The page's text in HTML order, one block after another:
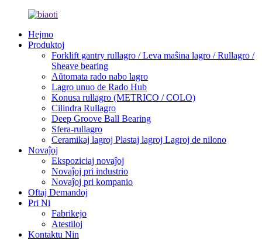
Hejmo
Produktoj
Forklift gantry rullagro / Leva maŝina lagro / Rullagro /
Sheave bearing
Aŭtomata rado nabo lagro
Lagro unuo de Rado Hub
Konusa rullagro (METRICO / COLO)
Cilindra Rullagro
Deep Groove Ball Bearing
Sfera-rullagro
Ceramikaj lagroj Plastaj lagroj Lagroj de nilono
Novaĵoj
Ekspoziciaj novaĵoj
Novaĵoj pri industrio
Novaĵoj pri kompanio
Oftaj Demandoj
Pri Ni
Fabrikejo
Atestiloj
Kontaktu Nin